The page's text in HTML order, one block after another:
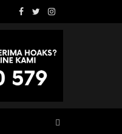
Facebook
TwitterInstagram